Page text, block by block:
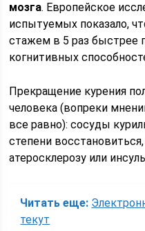
мозга. Европейское
испытуемых показало,
стажем в 5 раз быстрее
когнитивных
Прекращение курения
человека (вопреки
все равно): сосуды
степени
атеросклерозу или
Читать еще:
текут